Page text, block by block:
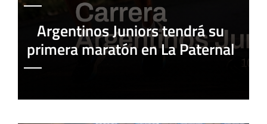
Argentinos Juniors tendrá su
primera maratón en La Paternal